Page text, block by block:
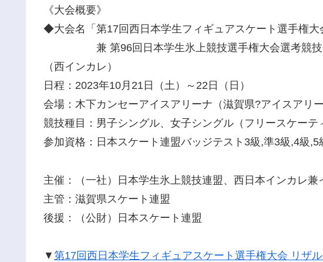
《大会概要》
◆大会名「第17回西日本学生フィギュアスケート選手権大
兼 第96回日本学生氷上競技選手権大会選考競技
（西インカレ）
日程：2023年10月21日（土）～22日（日）
会場：木下カンセーアイスアリーナ（滋賀県?アイスアリ
競技種目：男子シングル、女子シングル（フリースケーテ
参加資格：日本スケート連盟バッジテスト3級,準3級,4級
主催：（一社）日本学生氷上競技連盟、西日本インカレ
主管：滋賀県スケート連盟
後援：（公財）日本スケート連盟
▼ 第17回西日本学生フィギュアスケート選手権大会 リザル